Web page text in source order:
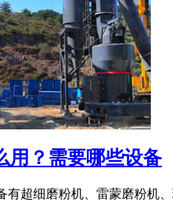
用？需要哪些设备
有超细磨粉机、雷蒙磨粉机